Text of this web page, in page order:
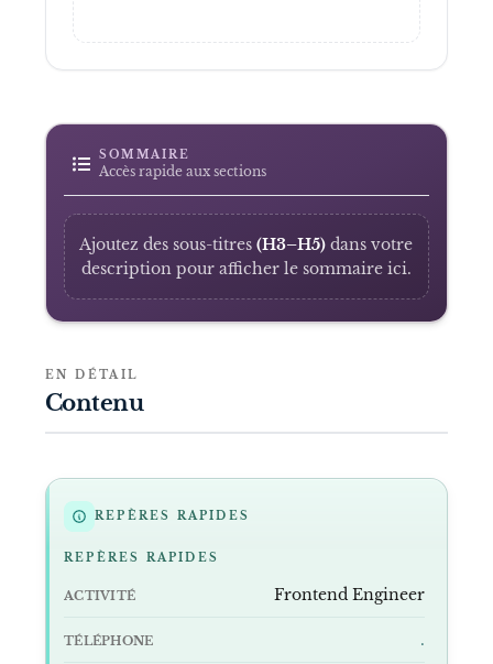
SOMMAIRE
Accès rapide aux sections
Ajoutez des sous-titres (H3–H5) dans votre
description pour afficher le sommaire ici.
EN DÉTAIL
Contenu
REPÈRES RAPIDES
REPÈRES RAPIDES
ACTIVITÉ Frontend Engineer
TÉLÉPHONE .